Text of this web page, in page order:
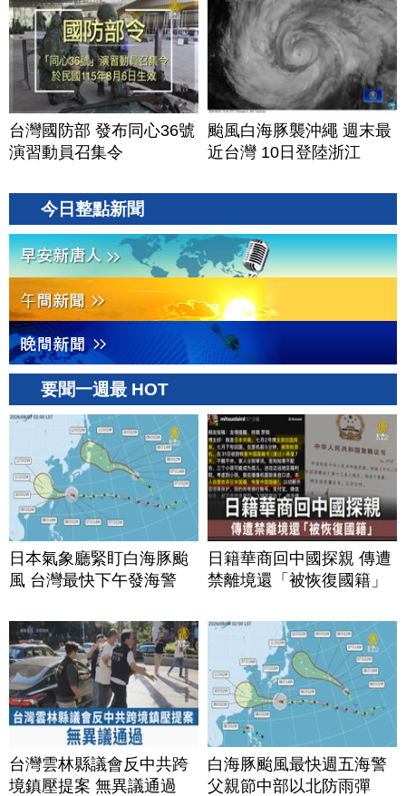
20260806(四)
台灣國防部 發布同心36號
演習動員召集令
颱風白海豚襲沖繩 週末最
近台灣 10日登陸浙江
今日整點新聞
要聞一週最 HOT
日本氣象廳緊盯白海豚颱
風 台灣最快下午發海警
日籍華商回中國探親 傳遭
禁離境還「被恢復國籍」
台灣雲林縣議會反中共跨
境鎮壓提案 無異議通過
白海豚颱風最快週五海警
父親節中部以北防雨彈